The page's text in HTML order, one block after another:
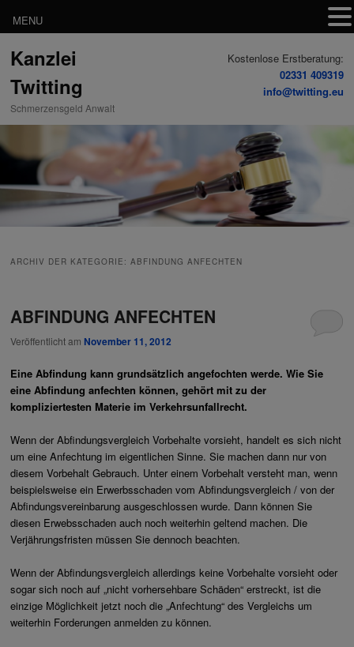
Inhalt
sekundären
wechseln
Kanzlei
Twitting
Schmerzensgeld Anwalt
Kostenlose Erstberatung:
02331 409319
info@twitting.eu
ARCHIV DER KATEGORIE:ABFINDUNG ANFECHTEN
ABFINDUNG ANFECHTEN
Veröffentlicht amNovember 11, 2012
Eine Abfindung kann grundsätzlich angefochten werde. Wie Sie
eine Abfindung anfechten können, gehört mit zu der
kompliziertesten Materie im Verkehrsunfallrecht.
Wenn der Abfindungsvergleich Vorbehalte vorsieht, handelt es sich nicht
um eine Anfechtung im eigentlichen Sinne. Sie machen dann nur von
diesem Vorbehalt Gebrauch. Unter einem Vorbehalt versteht man, wenn
beispielsweise ein Erwerbsschaden vom Abfindungsvergleich / von der
Abfindungsvereinbarung ausgeschlossen wurde. Dann können Sie
diesen Erwebsschaden auch noch weiterhin geltend machen. Die
Verjährungsfristen müssen Sie dennoch beachten.
Wenn der Abfindungsvergleich allerdings keine Vorbehalte vorsieht oder
sogar sich noch auf „nicht vorhersehbare Schäden“ erstreckt, ist die
einzige Möglichkeit jetzt noch die „Anfechtung“ des Vergleichs um
weiterhin Forderungen anmelden zu können.
MENU